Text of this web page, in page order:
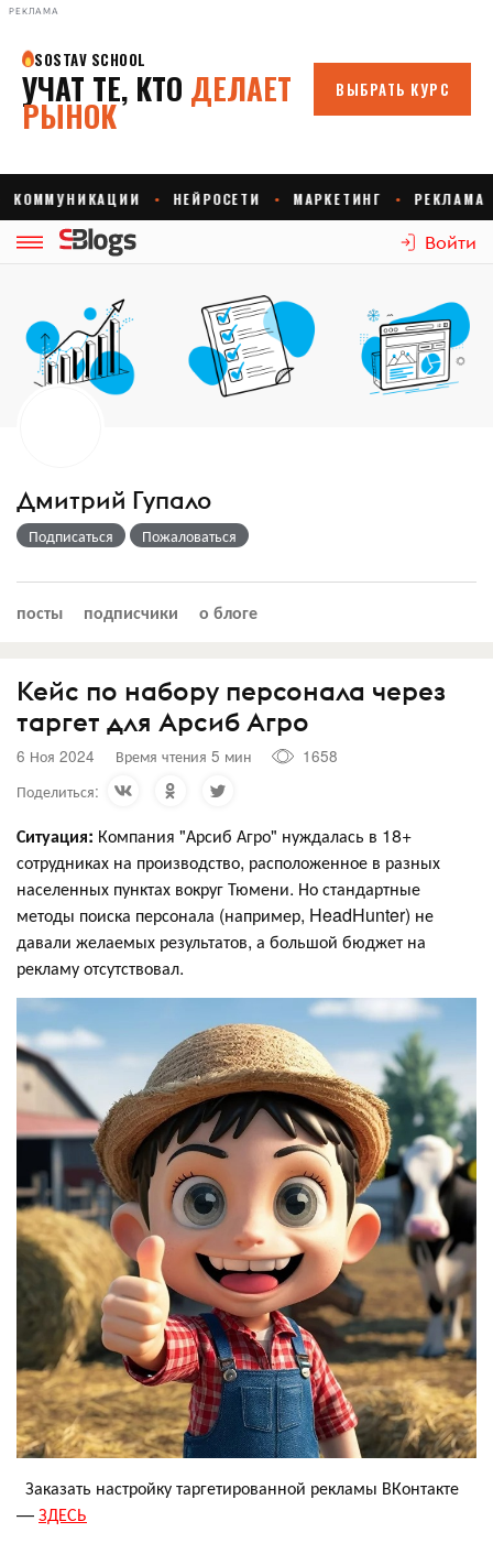
РЕКЛАМА
Войти
Дмитрий Гупало
Подписаться Пожаловаться
посты подписчики о блоге
Кейс по набору персонала через
таргет для Арсиб Агро
6 Ноя 2024 Время чтения 5 мин
1658
Поделиться:
Ситуация: Компания "Арсиб Агро" нуждалась в 18+
сотрудниках на производство, расположенное в разных
населенных пунктах вокруг Тюмени. Но стандартные
методы поиска персонала (например, HeadHunter) не
давали желаемых результатов, а большой бюджет на
рекламу отсутствовал.
Заказать настройку таргетированной рекламы ВКонтакте
—ЗДЕСЬ